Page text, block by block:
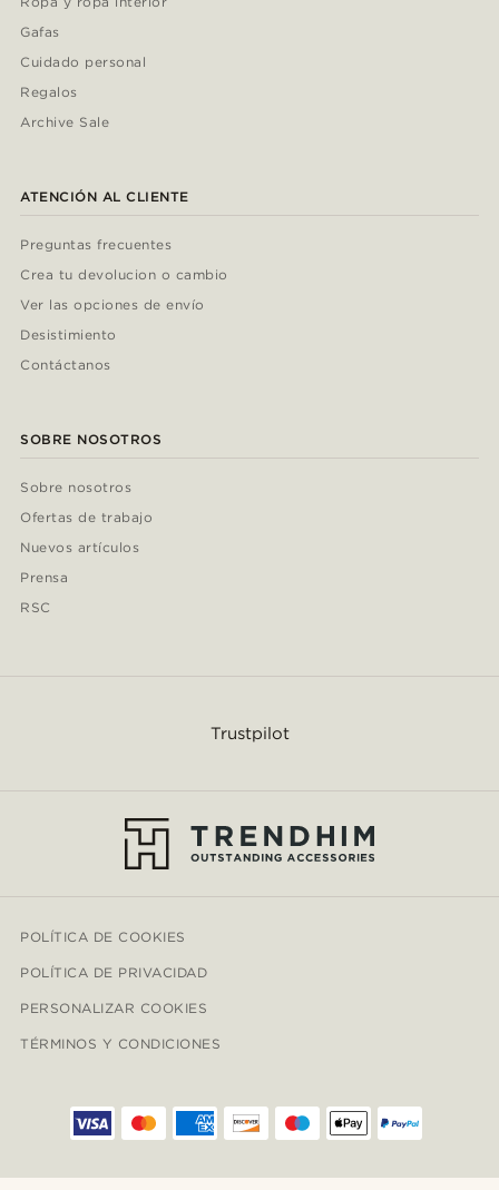
Gafas
Cuidado personal
Regalos
Archive Sale
ATENCIÓN AL CLIENTE
Preguntas frecuentes
Crea tu devolucion o cambio
Ver las opciones de envío
Desistimiento
Contáctanos
SOBRE NOSOTROS
Sobre nosotros
Ofertas de trabajo
Nuevos artículos
Prensa
RSC
Trustpilot
POLÍTICA DE COOKIES
POLÍTICA DE PRIVACIDAD
PERSONALIZAR COOKIES
TÉRMINOS Y CONDICIONES